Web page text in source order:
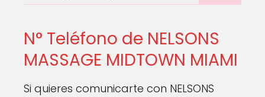
N° Teléfono de NELSONS
MASSAGE MIDTOWN MIAMI
Si quieres comunicarte con NELSONS